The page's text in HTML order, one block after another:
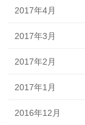
2017年4月
2017年3月
2017年2月
2017年1月
2016年12月